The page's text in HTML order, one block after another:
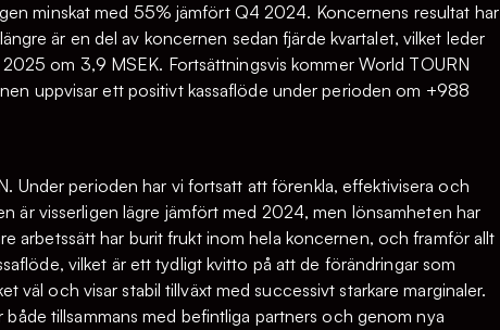
minskat med 55% jämfört Q4 2024. Koncernens resultat har
är en del av koncernen sedan fjärde kvartalet, vilket leder
om 3,9 MSEK. Fortsättningsvis kommer World TOURN
uppvisar ett positivt kassaflöde under perioden om +988
Under perioden har vi fortsatt att förenkla, effektivisera och
är visserligen lägre jämfört med 2024, men lönsamheten har
arbetssätt har burit frukt inom hela koncernen, och framför allt
vilket är ett tydligt kvitto på att de förändringar som
väl och visar stabil tillväxt med successivt starkare marginaler.
tillsammans med befintliga partners och genom nya